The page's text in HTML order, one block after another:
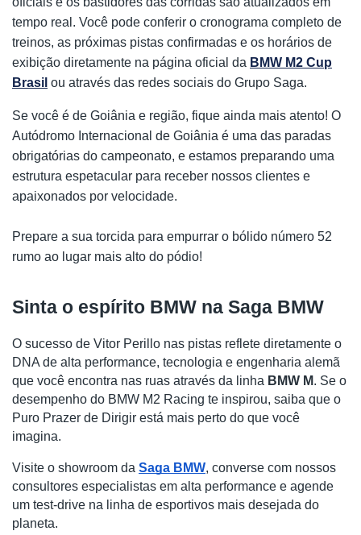
tempo real. Você pode conferir o cronograma completo de
treinos, as próximas pistas confirmadas e os horários de
exibição diretamente na página oficial da BMW M2 Cup
Brasil ou através das redes sociais do Grupo Saga.
Se você é de Goiânia e região, fique ainda mais atento! O
Autódromo Internacional de Goiânia é uma das paradas
obrigatórias do campeonato, e estamos preparando uma
estrutura espetacular para receber nossos clientes e
apaixonados por velocidade.
Prepare a sua torcida para empurrar o bólido número 52
rumo ao lugar mais alto do pódio!
Sinta o espírito BMW na Saga BMW
O sucesso de Vitor Perillo nas pistas reflete diretamente o
DNA de alta performance, tecnologia e engenharia alemã
que você encontra nas ruas através da linha BMW M. Se o
desempenho do BMW M2 Racing te inspirou, saiba que o
Puro Prazer de Dirigir está mais perto do que você
imagina.
Visite o showroom da Saga BMW, converse com nossos
consultores especialistas em alta performance e agende
um test-drive na linha de esportivos mais desejada do
planeta.